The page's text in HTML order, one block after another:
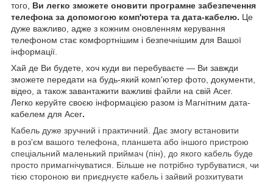
того, Ви легко зможете оновити програмне забезпечення
телефона за допомогою комп'ютера та дата-кабелю. Це
дуже важливо, адже з кожним оновленням керування
телефоном стає комфортнішим і безпечнішим для Вашої
інформації.
Хай де Ви будете, хоч куди ви перебуваєте — Ви завжди
зможете передати на будь-який комп'ютер фото, документи,
відео, а також завантажити важливі файли на свій Acer.
Легко керуйте своєю інформацією разом із Магнітним дата-
кабелем для Acer.
Кабель дуже зручний і практичний. Дає змогу встановити
в роз'єм вашого телефона, планшета або іншого пристрою
спеціальний маленький приймач (пін), до якого кабель буде
просто примагнічуватися. Більше не потрібно турбуватися, чи
тією стороною ви приєднуєте кабель і зайвий розхитувати